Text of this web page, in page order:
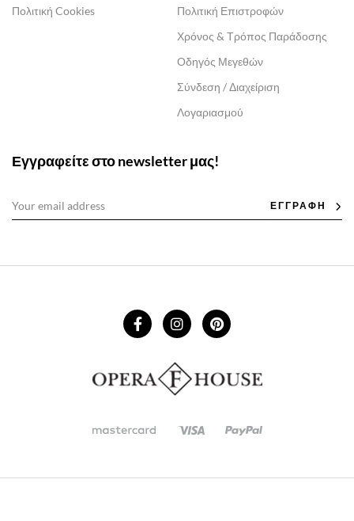
Πολιτική Cookies
Πολιτική Επιστροφών
Χρόνος & Τρόπος Παράδοσης
Οδηγός Μεγεθών
Σύνδεση / Διαχείριση
Λογαριασμού
Εγγραφείτε στο newsletter μας!
ΕΓΓΡΑΦΗ